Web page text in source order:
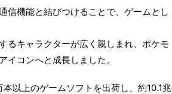
信機能と結びつけることで、ゲームとし
るキャラクターが広く親しまれ、ポケモ
コンへと成長しました。
以上のゲームソフトを出荷し、約10.1兆